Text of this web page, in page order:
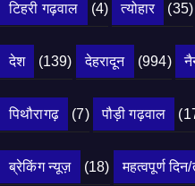
टिहरी गढ़वाल (4) त्योहार (35)
देश (139) देहरादून (994)
पिथौरागढ़ (7) पौड़ी गढ़वाल
ब्रेकिंग न्यूज़ (18) महत्वपूर्ण